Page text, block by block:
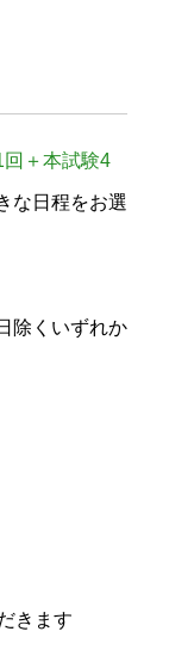
回＋本試験4
な日程をお選
除くいずれか
きます